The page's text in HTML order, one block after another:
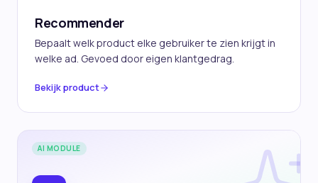
Recommender
Bepaalt welk product elke gebruiker te zien krijgt in
welke ad. Gevoed door eigen klantgedrag.
Bekijk product
AI MODULE